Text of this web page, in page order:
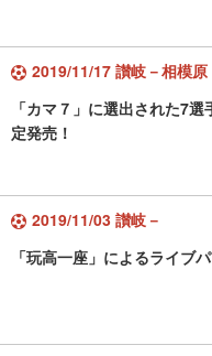
2019/11/17 讃岐－相模原
「カマ７」に選出された7
定発売！
2019/11/03 讃岐－
「玩高一座」によるライブ